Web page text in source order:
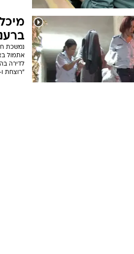
נמשכת
אתמול
לדירה
"רוצחת